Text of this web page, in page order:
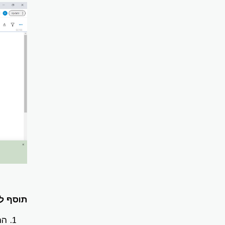
תוסף